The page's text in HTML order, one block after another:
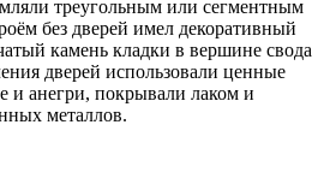
треугольным или сегментным
без дверей имел декоративный
камень кладки в вершине свода
дверей использовали ценные
и анегри, покрывали лаком и
металлов.